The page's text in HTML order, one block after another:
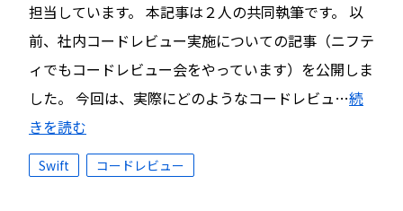
担当しています。 本記事は２人の共同執筆です。 以
前、社内コードレビュー実施についての記事（ニフテ
ィでもコードレビュー会をやっています）を公開しま
した。 今回は、実際にどのようなコードレビュ…続
きを読む
Swift コードレビュー